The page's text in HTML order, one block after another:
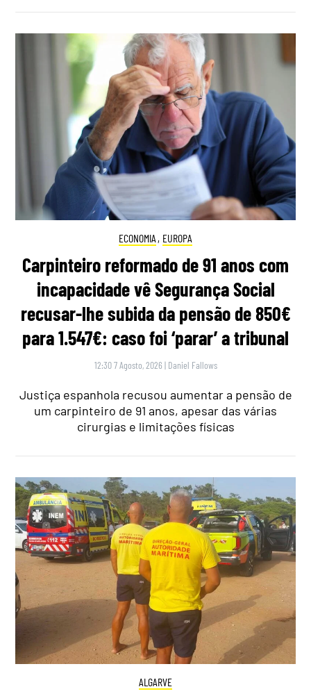
ECONOMIA , EUROPA
Carpinteiro reformado de 91 anos com
incapacidade vê Segurança Social
recusar-lhe subida da pensão de 850€
para 1.547€: caso foi ‘parar’ a tribunal
12:30 7 Agosto, 2026 | Daniel Fallows
Justiça espanhola recusou aumentar a pensão de
um carpinteiro de 91 anos, apesar das várias
cirurgias e limitações físicas
ALGARVE